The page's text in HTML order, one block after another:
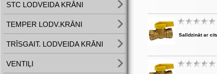
STC LODVEIDA KRĀNI
TEMPER LODV.KRĀNI
TRĪSGAIT. LODVEIDA KRĀNI
VENTIĻI
Salīdzināt ar